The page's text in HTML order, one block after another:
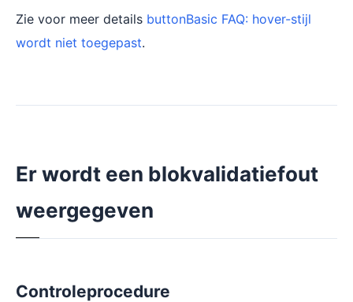
Zie voor meer details buttonBasic FAQ: hover-stijl
wordt niet toegepast.
Er wordt een blokvalidatiefout
weergegeven
Controleprocedure